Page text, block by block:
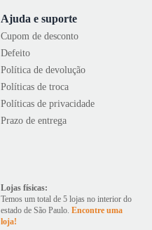
Ajuda e suporte
Cupom de desconto
Defeito
Política de devolução
Políticas de troca
Políticas de privacidade
Prazo de entrega
Lojas físicas:
Temos um total de 5 lojas no interior do
estado de São Paulo. Encontre uma
loja!